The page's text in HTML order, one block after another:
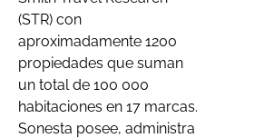
(STR) con
aproximadamente 1200
propiedades que suman
un total de 100 000
habitaciones en 17 marcas.
Sonesta posee, administra